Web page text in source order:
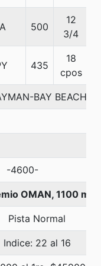
500
12
3/4
435
18
cpos
BAY BEACH-
-4600-
OMAN, 1100
Pista Normal
Indice: 22 al 16